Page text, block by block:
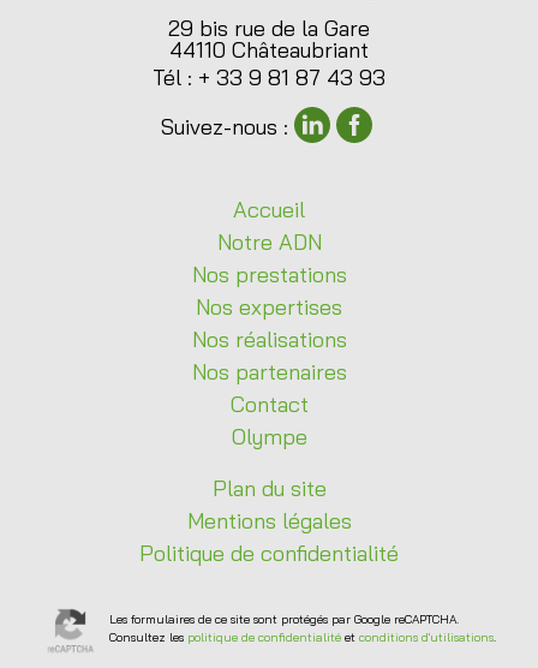
29 bis rue de la Gare
44110 Châteaubriant
Tél : + 33 9 81 87 43 93
Suivez-nous :
Accueil
Notre ADN
Nos prestations
Nos expertises
Nos réalisations
Nos partenaires
Contact
Olympe
Plan du site
Mentions légales
Politique de confidentialité
Les formulaires de ce site sont protégés par Google reCAPTCHA.
Consultez les politique de confidentialitéet conditions d'utilisations.